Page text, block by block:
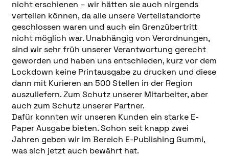
nicht erschienen – wir hätten sie auch nirgends
verteilen können, da alle unsere Verteilstandorte
geschlossen waren und auch ein Grenzübertritt
nicht möglich war. Unabhängig von Verordnungen,
sind wir sehr früh unserer Verantwortung gerecht
geworden und haben uns entschieden, kurz vor dem
Lockdown keine Printausgabe zu drucken und diese
dann mit Kurieren an 500 Stellen in der Region
auszuliefern. Zum Schutz unserer Mitarbeiter, aber
auch zum Schutz unserer Partner.
Dafür konnten wir unseren Kunden ein starke E-
Paper Ausgabe bieten. Schon seit knapp zwei
Jahren geben wir im Bereich E-Publishing Gummi,
was sich jetzt auch bewährt hat.